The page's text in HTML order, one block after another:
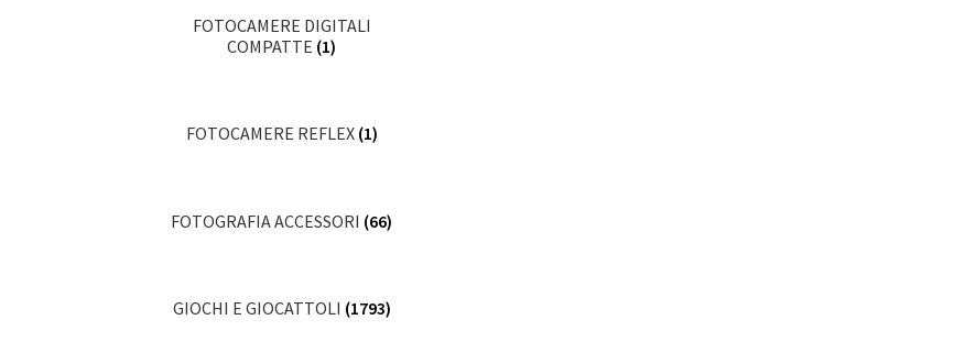
FOTOCAMERE DIGITALI
COMPATTE (1)
FOTOCAMERE REFLEX (1)
FOTOGRAFIA ACCESSORI (66)
GIOCHI E GIOCATTOLI (1793)